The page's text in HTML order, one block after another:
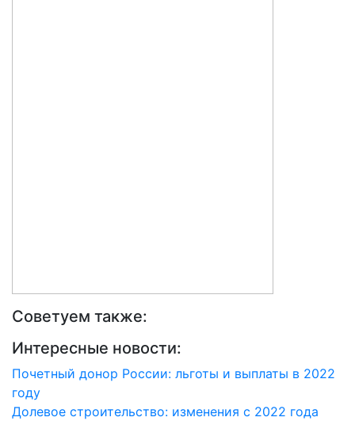
Советуем также:
Интересные новости:
Почетный донор России: льготы и выплаты в 2022
году
Долевое строительство: изменения с 2022 года